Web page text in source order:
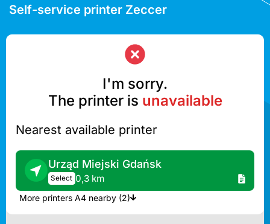
Self-service printer Zeccer
I'm sorry.
The printer is unavailable
Nearest available printer
Urząd Miejski Gdańsk
Select 0,3 km
More printers A4 nearby (2)